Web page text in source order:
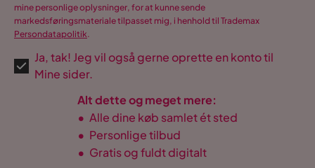
mine personlige oplysninger, for at kunne sende
markedsføringsmateriale tilpasset mig, i henhold til Trademax
Persondatapolitik.
Ja, tak! Jeg vil også gerne oprette en konto til
Mine sider.
Alt dette og meget mere:
• Alle dine køb samlet ét sted
• Personlige tilbud
• Gratis og fuldt digitalt